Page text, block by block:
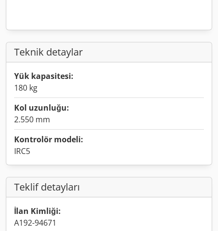
Teknik detaylar
Yük kapasitesi:
180 kg
Kol uzunluğu:
2.550 mm
Kontrolör modeli:
IRC5
Teklif detayları
İlan Kimliği:
A192-94671